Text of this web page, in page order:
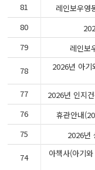
81
레인보우영
80
79
레인보
78
2026년 아기
77 2026년 인지
76
휴관안내
75
2026년
74
아책사(아기